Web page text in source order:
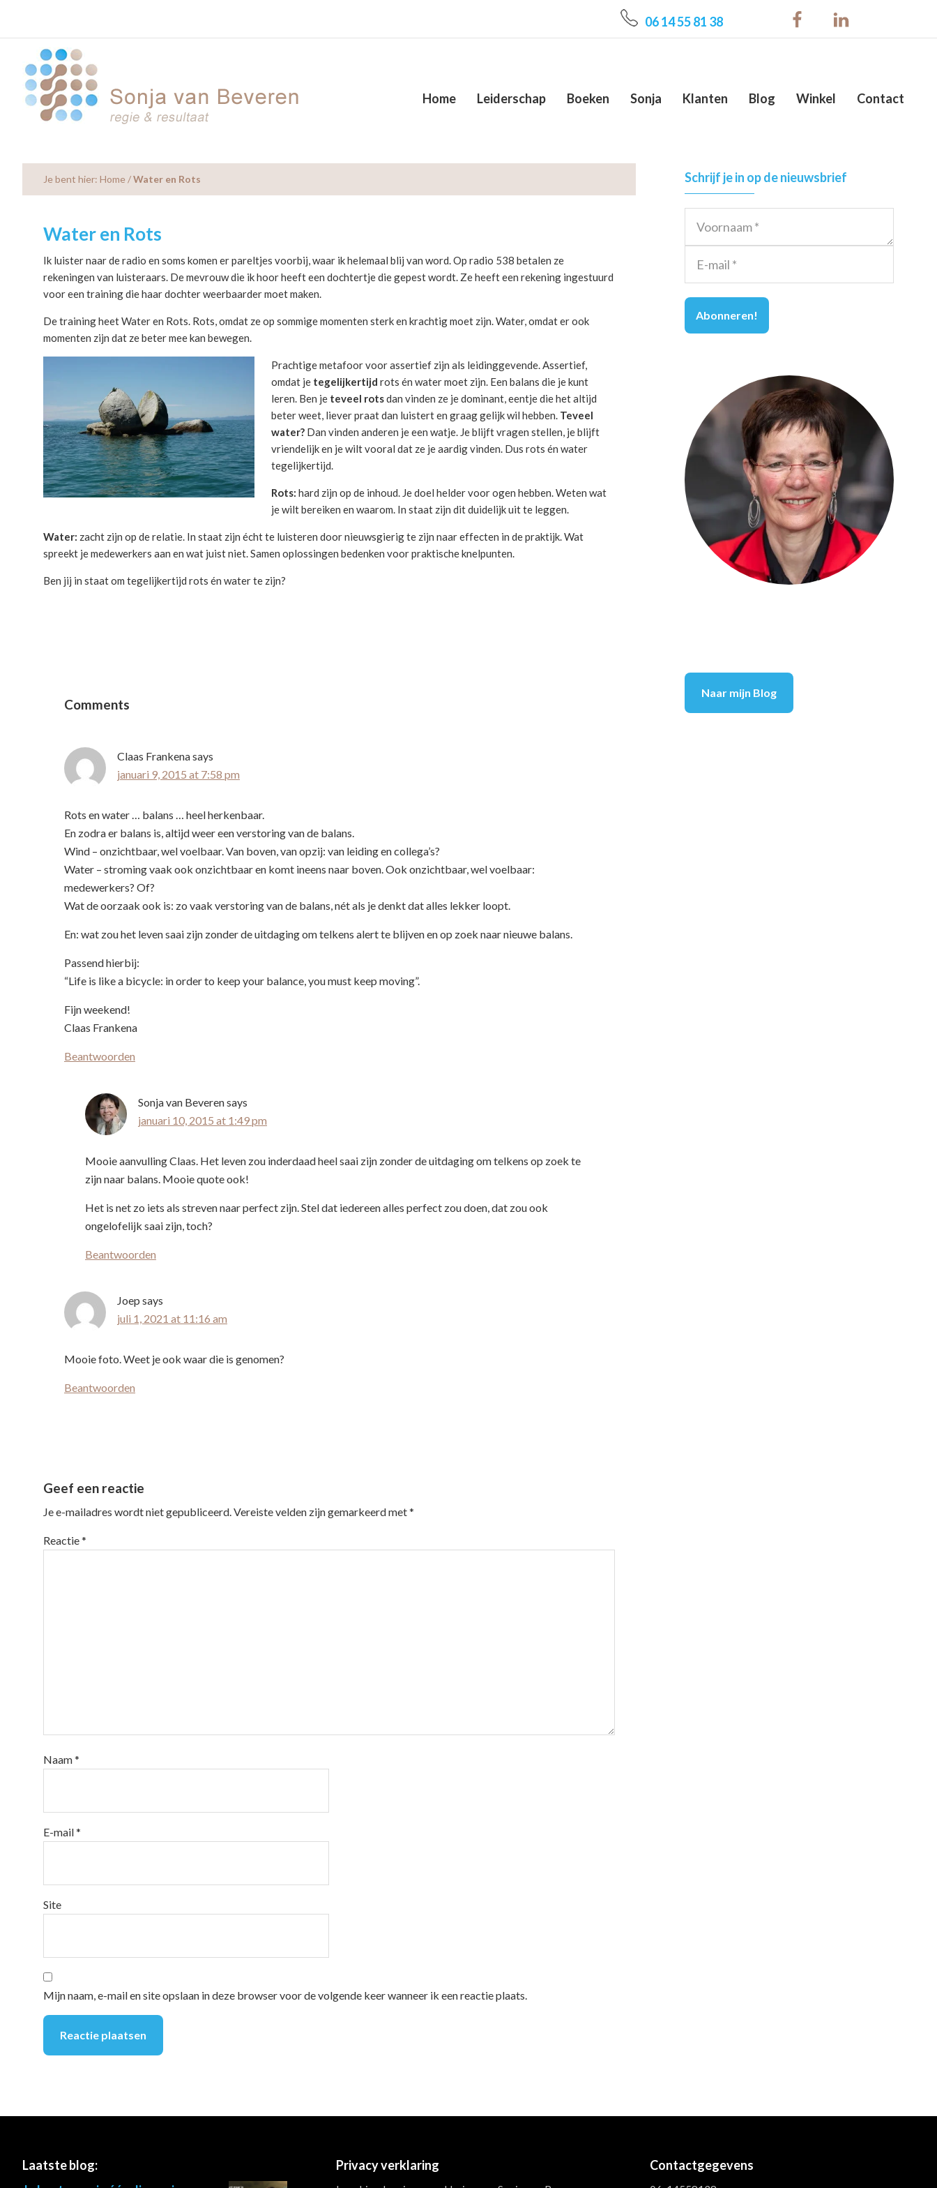
main
primary
footer
06 14 55 81 38
Home Leiderschap Boeken Sonja Klanten Blog Winkel Contact
Je bent hier: Home /Water en Rots
Water en Rots
Ik luister naar de radio en soms komen er pareltjes voorbij, waar ik helemaal blij van word. Op radio 538 betalen ze
rekeningen van luisteraars. De mevrouw die ik hoor heeft een dochtertje die gepest wordt. Ze heeft een rekening ingestuurd
voor een training die haar dochter weerbaarder moet maken.
De training heet Water en Rots. Rots, omdat ze op sommige momenten sterk en krachtig moet zijn. Water, omdat er ook
momenten zijn dat ze beter mee kan bewegen.
Prachtige metafoor voor assertief zijn als leidinggevende. Assertief,
omdat je tegelijkertijd rots én water moet zijn. Een balans die je kunt
leren. Ben je teveel rotsdan vinden ze je dominant, eentje die het altijd
beter weet, liever praat dan luistert en graag gelijk wil hebben. Teveel
water? Dan vinden anderen je een watje. Je blijft vragen stellen, je blijft
vriendelijk en je wilt vooral dat ze je aardig vinden. Dus rots én water
tegelijkertijd.
Rots: hard zijn op de inhoud. Je doel helder voor ogen hebben. Weten wat
je wilt bereiken en waarom. In staat zijn dit duidelijk uit te leggen.
Water: zacht zijn op de relatie. In staat zijn écht te luisteren door nieuwsgierig te zijn naar effecten in de praktijk. Wat
spreekt je medewerkers aan en wat juist niet. Samen oplossingen bedenken voor praktische knelpunten.
Ben jij in staat om tegelijkertijd rots én water te zijn?
Comments
Claas Frankenasays
januari 9, 2015 at 7:58 pm
Rots en water … balans … heel herkenbaar.
En zodra er balans is, altijd weer een verstoring van de balans.
Wind – onzichtbaar, wel voelbaar. Van boven, van opzij: van leiding en collega’s?
Water – stroming vaak ook onzichtbaar en komt ineens naar boven. Ook onzichtbaar, wel voelbaar:
medewerkers? Of?
Wat de oorzaak ook is: zo vaak verstoring van de balans, nét als je denkt dat alles lekker loopt.
En: wat zou het leven saai zijn zonder de uitdaging om telkens alert te blijven en op zoek naar nieuwe balans.
Passend hierbij:
“Life is like a bicycle: in order to keep your balance, you must keep moving”.
Fijn weekend!
Claas Frankena
Beantwoorden
Sonja van Beverensays
januari 10, 2015 at 1:49 pm
Mooie aanvulling Claas. Het leven zou inderdaad heel saai zijn zonder de uitdaging om telkens op zoek te
zijn naar balans. Mooie quote ook!
Het is net zo iets als streven naar perfect zijn. Stel dat iedereen alles perfect zou doen, dat zou ook
ongelofelijk saai zijn, toch?
Beantwoorden
Joep says
juli 1, 2021 at 11:16 am
Mooie foto. Weet je ook waar die is genomen?
Beantwoorden
Geef een reactie
Je e-mailadres wordt niet gepubliceerd.Vereiste velden zijn gemarkeerd met*
Reactie*
Naam*
E-mail*
Site
Mijn naam, e-mail en site opslaan in deze browser voor de volgende keer wanneer ik een reactie plaats.
Primary
Sidebar
Schrijf je in op de nieuwsbrief
Naar mijn Blog
FooterLaatste blog:
Privacy verklaring Contactgegevens